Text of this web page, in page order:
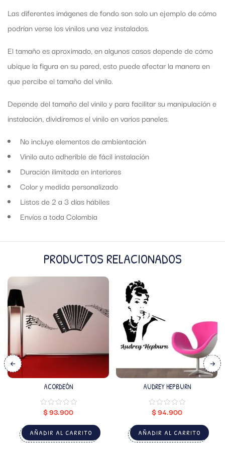
Las diferentes imágenes de fondo son solo un ejemplo de cómo
podrían verse los vinilos una vez instalados.
El tamaño es aproximado, en algunos casos depende de cómo
ubique la figura en su pared, esto puede afectar la manera en
que percibe el tamaño del vinilo.
Depende del tamaño del vinilo y para facilitar su manipulación e
instalación, dividiremos el vinilo en varios paneles.
No incluye elementos de ambientación
Vinilo auto adherible de fácil instalación
Duración ilimitada en interiores
Color y medida personalizado
Listos de 2 a 3 días hábiles
Envíos a toda Colombia
PRODUCTOS RELACIONADOS
ACORDEÓN
$93.900
AÑADIR AL CARRITO
AUDREY HEPBURN
$94.900
AÑADIR AL CARRITO